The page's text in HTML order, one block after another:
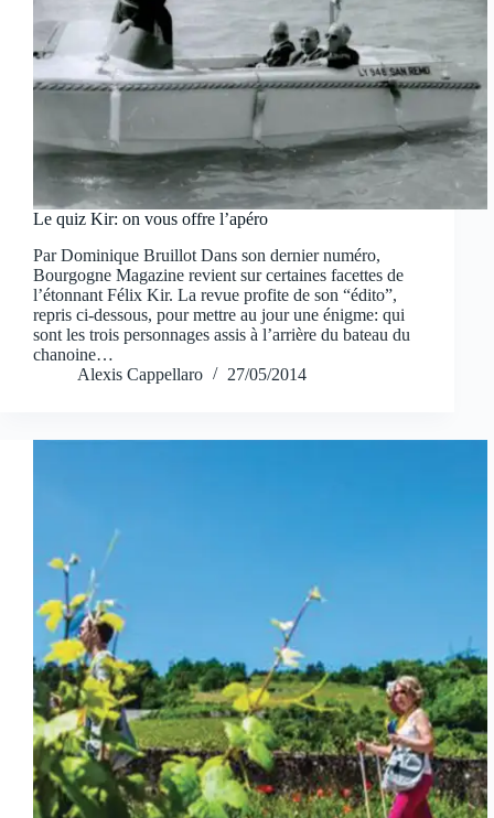
Le quiz Kir: on vous offre l’apéro
Par Dominique Bruillot Dans son dernier numéro,
Bourgogne Magazine revient sur certaines facettes de
l’étonnant Félix Kir. La revue profite de son “édito”,
repris ci-dessous, pour mettre au jour une énigme: qui
sont les trois personnages assis à l’arrière du bateau du
chanoine…
Alexis Cappellaro
27/05/2014